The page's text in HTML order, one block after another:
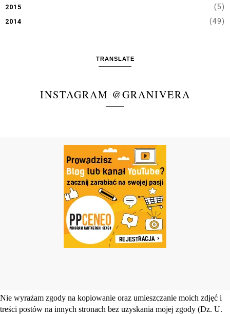
2015 (5)
2014 (49)
TRANSLATE
INSTAGRAM @GRANIVERA
Nie wyrażam zgody na kopiowanie oraz umieszczanie moich zdjęć i
treści postów na innych stronach bez uzyskania mojej zgody (Dz. U.